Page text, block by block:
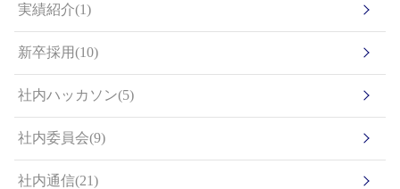
実績紹介(1)
新卒採用(10)
社内ハッカソン(5)
社内委員会(9)
社内通信(21)